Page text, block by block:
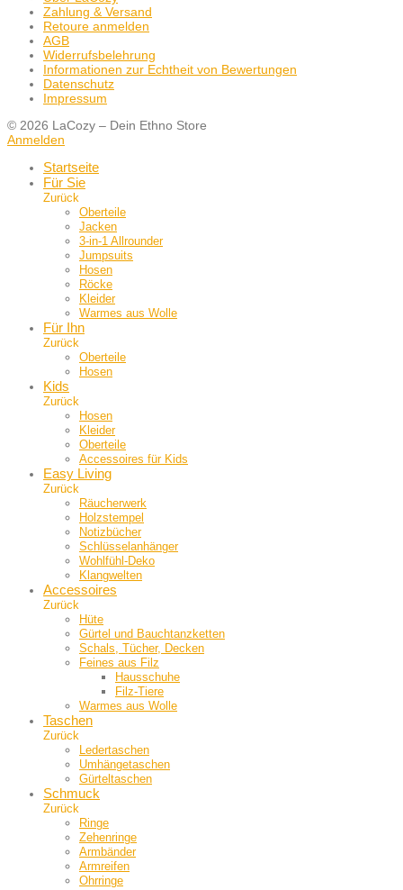
Zahlung & Versand
Retoure anmelden
AGB
Widerrufsbelehrung
Informationen zur Echtheit von Bewertungen
Datenschutz
Impressum
© 2026 LaCozy – Dein Ethno Store
Anmelden
Startseite
Für Sie
Zurück
Oberteile
Jacken
3-in-1 Allrounder
Jumpsuits
Hosen
Röcke
Kleider
Warmes aus Wolle
Für Ihn
Zurück
Oberteile
Hosen
Kids
Zurück
Hosen
Kleider
Oberteile
Accessoires für Kids
Easy Living
Zurück
Räucherwerk
Holzstempel
Notizbücher
Schlüsselanhänger
Wohlfühl-Deko
Klangwelten
Accessoires
Zurück
Hüte
Gürtel und Bauch­tanzketten
Schals, Tücher, Decken
Feines aus Filz
Hausschuhe
Filz-Tiere
Warmes aus Wolle
Taschen
Zurück
Ledertaschen
Umhängetaschen
Gürteltaschen
Schmuck
Zurück
Ringe
Zehenringe
Armbänder
Armreifen
Ohrringe